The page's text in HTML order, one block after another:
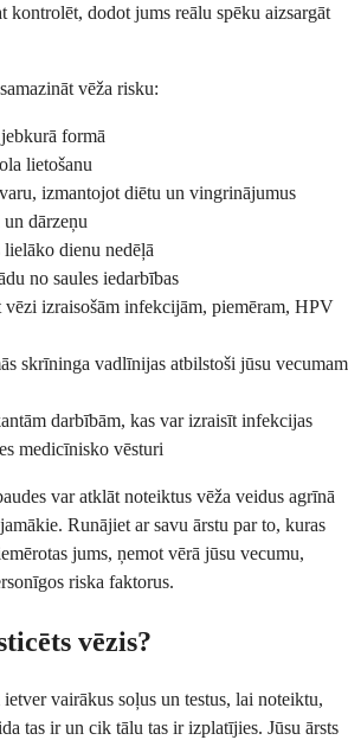
kontrolēt, dodot jums reālu spēku aizsargāt
vēža risku:
formā
lietošanu
izmantojot diētu un vingrinājumus
dārzeņu
dienu nedēļā
no saules iedarbības
vēzi izraisošām infekcijām, piemēram, HPV
skrīninga vadlīnijas atbilstoši jūsu vecumam
darbībām, kas var izraisīt infekcijas
medicīnisko vēsturi
var atklāt noteiktus vēža veidus agrīnā
Runājiet ar savu ārstu par to, kuras
jums, ņemot vērā jūsu vecumu,
riska faktorus.
vēzis?
vairākus soļus un testus, lai noteiktu,
tas ir un cik tālu tas ir izplatījies. Jūsu ārsts